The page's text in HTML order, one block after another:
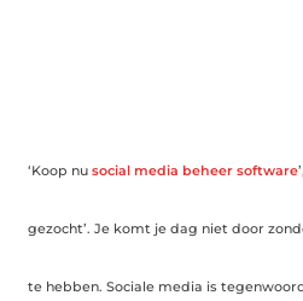
‘Koop nu social media beheer software
gezocht’. Je komt je dag niet door
te hebben. Sociale media is